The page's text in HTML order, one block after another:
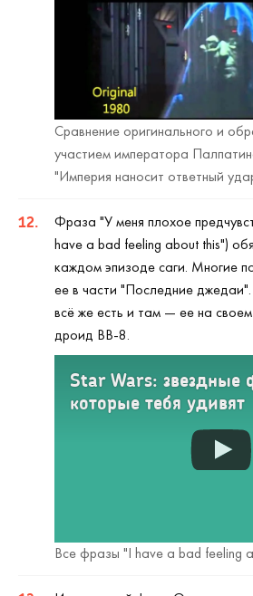
Сравнение оригинального и
участием императора
"Империя наносит ответный
Фраза "У меня плохое
have a bad feeling about this")
каждом эпизоде саги. Многие
ее в части "Последние
всё же есть и там — ее на
дроид BB-8.
Star Wars: звездные
которые тебя удивят
Все фразы "I have a bad feeling